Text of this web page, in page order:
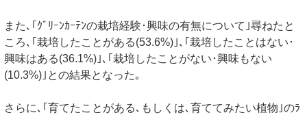
また､｢ｸﾞﾘｰﾝｶｰﾃﾝの栽培経験･興味の有無について｣尋ねたと
ころ､｢栽培したことがある(53.6%)｣､｢栽培したことはない･
興味はある(36.1%)｣､｢栽培したことがない･興味もない
(10.3%)｣との結果となった｡
さらに､｢育てたことがある､もしくは､育ててみたい植物｣のﾗ